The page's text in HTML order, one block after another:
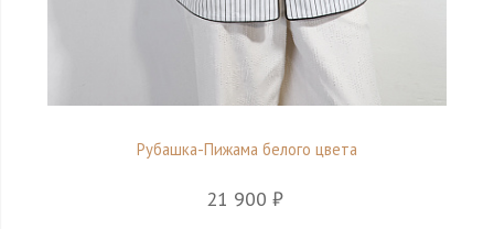
Рубашка-Пижама белого цвета
21 900 ₽